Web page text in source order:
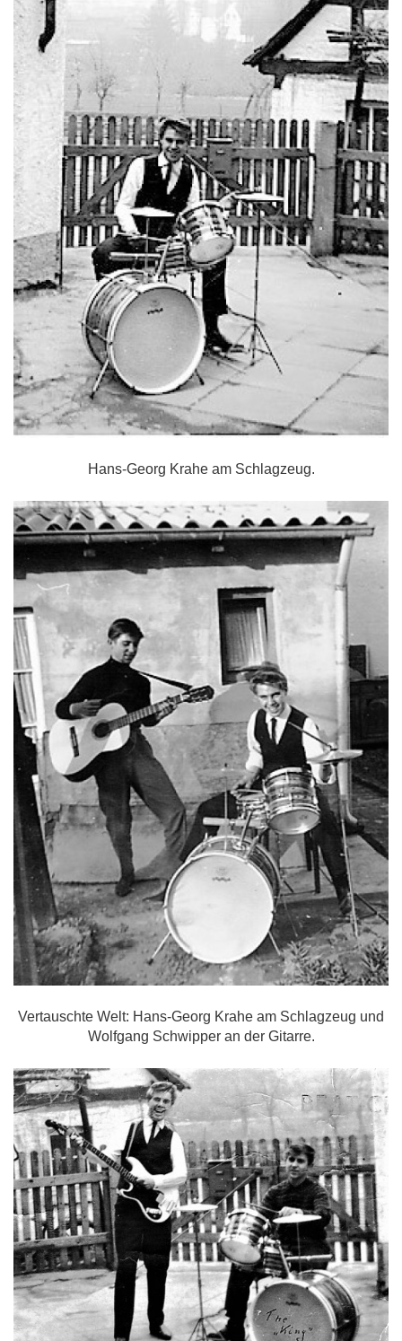
Hans-Georg Krahe am Schlagzeug.
Vertauschte Welt: Hans-Georg Krahe am Schlagzeug und
Wolfgang Schwipper an der Gitarre.